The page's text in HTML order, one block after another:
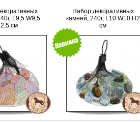
L9,5 W9,5
см
Набор декоративных
камней, 240г, L10 W10 H2
см